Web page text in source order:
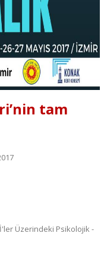
tam
Üzerindeki Psikolojik -